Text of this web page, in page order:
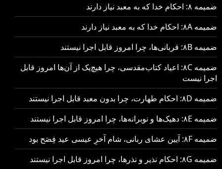
ضمیمه ۸: احکام خدا که به معبد نیاز دارند
ضمیمه ۸A: احکام خدا که به معبد نیاز دارند
ضمیمه ۸B: قربانی‌ها، چرا امروز قابل اجرا نیستند
ضمیمه ۸C: اعیاد کتاب‌مقدسی، چرا هیچ‌یک از آن‌ها امروز قابل
اجرا نیست
ضمیمه ۸D: احکام طهارت، چرا بدون معبد قابل اجرا نیستند
ضمیمه ۸E: دهیک‌ها و نوبرانه‌ها، چرا امروز قابل اجرا نیستند
ضمیمه ۸F: آیین عشای ربانی، شام آخرِ عیسی عید فِصَح بود
ضمیمه ۸G: احکام نذیر و نذرها، چرا امروز قابل اجرا نیستند